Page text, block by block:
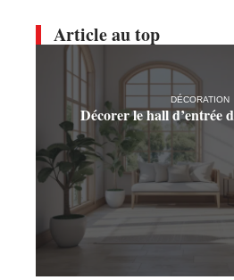
Article au top
DÉCORATION
Décorer le hall d’entrée